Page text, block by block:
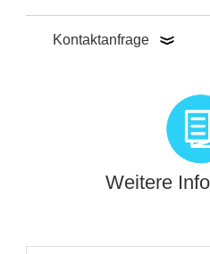
Kontaktanfrage
Weitere